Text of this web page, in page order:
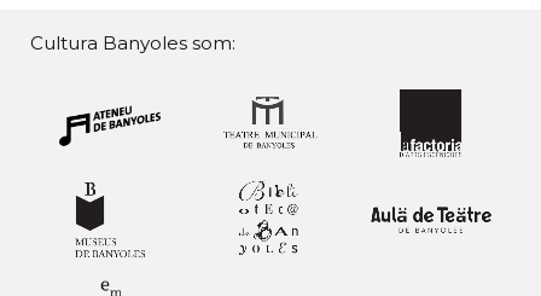
Cultura Banyoles som: